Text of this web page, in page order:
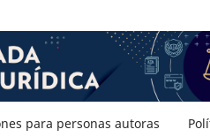
para personas autoras